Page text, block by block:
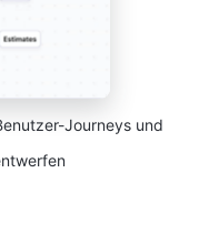
Journeys und